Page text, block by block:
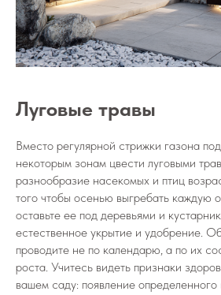
Луговые травы
Вместо регулярной стрижки газона
некоторым зонам цвести луговыми
разнообразие насекомых и птиц
того чтобы осенью выгребать каждую
оставьте ее под деревьями и
естественное укрытие и удобрение.
проводите не по календарю, а по их
роста. Учитесь видеть признаки
вашем саду: появление определенного